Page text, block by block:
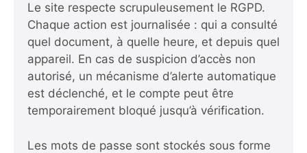
Le site respecte scrupuleusement le RGPD.
Chaque action est journalisée : qui a consulté
quel document, à quelle heure, et depuis quel
appareil. En cas de suspicion d’accès non
autorisé, un mécanisme d’alerte automatique
est déclenché, et le compte peut être
temporairement bloqué jusqu’à vérification.
Les mots de passe sont stockés sous forme